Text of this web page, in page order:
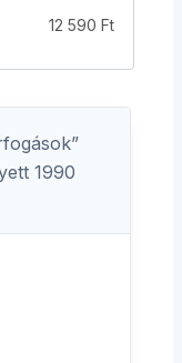
12 590 Ft
1990